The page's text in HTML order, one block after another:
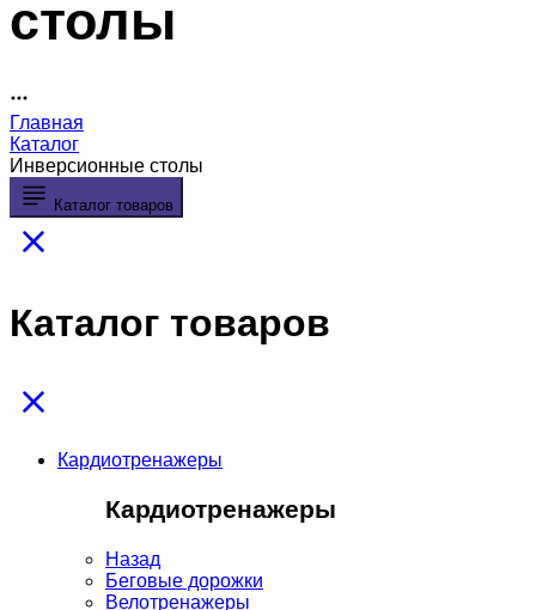
столы
Главная
Каталог
Инверсионные столы
Каталог товаров
Каталог товаров
Кардиотренажеры
Кардиотренажеры
Назад
Беговые дорожки
Велотренажеры